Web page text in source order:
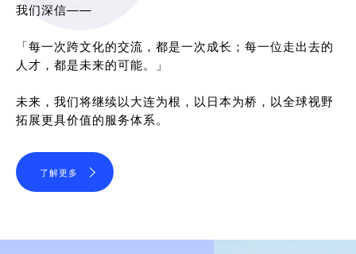
我们深信——
「每一次跨文化的交流，都是一次成长；每一位走出去的
人才，都是未来的可能。」
未来，我们将继续以大连为根，以日本为桥，以全球视野
拓展更具价值的服务体系。
了解更多